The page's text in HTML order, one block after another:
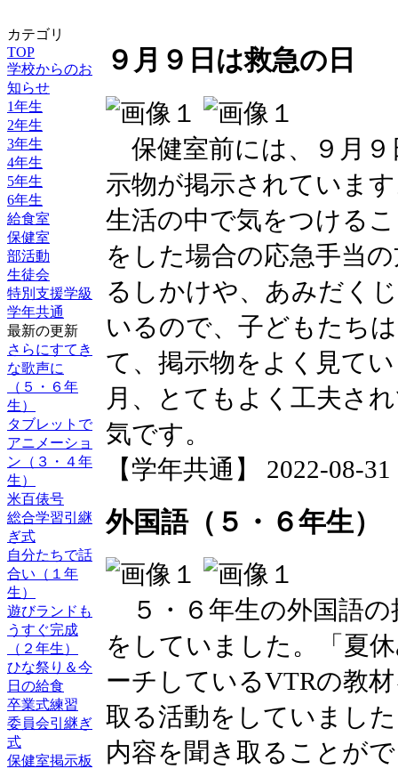
カテゴリ
TOP
学校からのお
知らせ
1年生
2年生
3年生
4年生
5年生
6年生
給食室
保健室
部活動
生徒会
特別支援学級
学年共通
最新の更新
さらにすてき
な歌声に
（５・６年
生）
タブレットで
アニメーショ
ン（３・４年
生）
米百俵号
総合学習引継
ぎ式
自分たちで話
合い（１年
生）
遊びランドも
うすぐ完成
（２年生）
ひな祭り＆今
日の給食
卒業式練習
委員会引継ぎ
式
保健室掲示板
９月９日は救急の日
保健室前には、９月９
示物が掲示されていま
生活の中で気をつける
をした場合の応急手当
るしかけや、あみだく
いるので、子どもたち
て、掲示物をよく見て
月、とてもよく工夫さ
気です。
【学年共通】 2022-08-
外国語（５・６年生）
５・６年生の外国語の
をしていました。「夏
ーチしているVTRの教
取る活動をしていまし
内容を聞き取ることが